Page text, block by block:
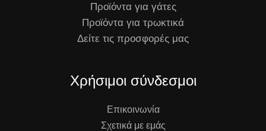
Προϊόντα για γάτες
Προϊόντα για τρωκτικά
Δείτε τις προσφορές μας
Χρήσιμοι σύνδεσμοι
Επικοινωνία
Σχετικά με εμάς